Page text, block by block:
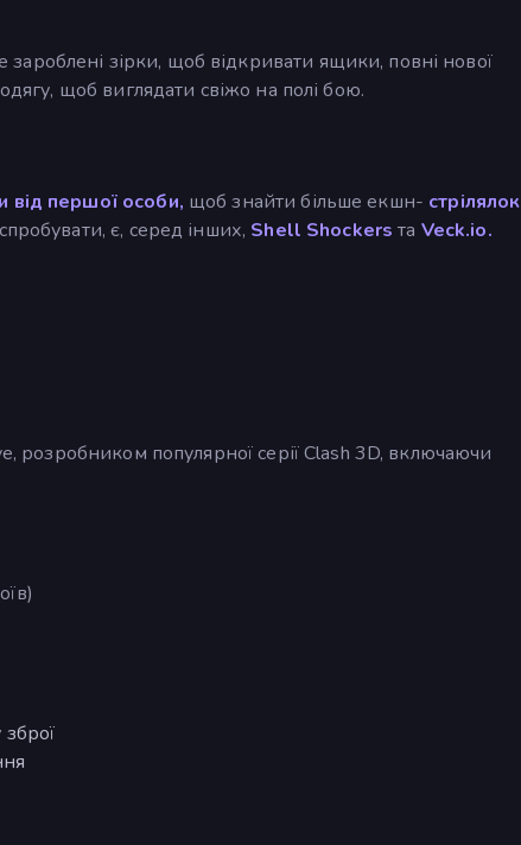
зароблені зірки, щоб відкривати ящики, повні нової
щоб виглядати свіжо на полі бою.
від першої особи, щоб знайти більше екшн- стрілялок
є, серед інших, Shell Shockers та Veck.io.
розробником популярної серії Clash 3D, включаючи